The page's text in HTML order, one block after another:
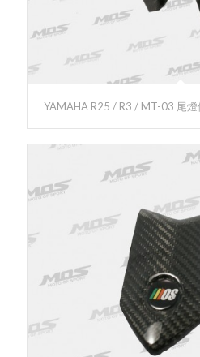
YAMAHA R25 / R3 / MT-03 尾燈